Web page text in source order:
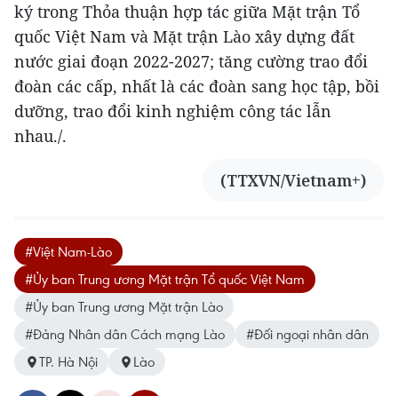
ký trong Thỏa thuận hợp tác giữa Mặt trận Tổ
quốc Việt Nam và Mặt trận Lào xây dựng đất
nước giai đoạn 2022-2027; tăng cường trao đổi
đoàn các cấp, nhất là các đoàn sang học tập, bồi
dưỡng, trao đổi kinh nghiệm công tác lẫn
nhau./.
(TTXVN/Vietnam+)
#Việt Nam-Lào
#Ủy ban Trung ương Mặt trận Tổ quốc Việt Nam
#Ủy ban Trung ương Mặt trận Lào
#Đảng Nhân dân Cách mạng Lào
#Đối ngoại nhân dân
TP. Hà Nội
Lào